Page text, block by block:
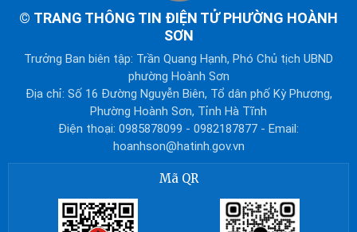
© TRANG THÔNG TIN ĐIỆN TỬ PHƯỜNG HOÀNH
SƠN
Trưởng Ban biên tập: Trần Quang Hạnh, Phó Chủ tịch UBND
phường Hoành Sơn
Địa chỉ: Số 16 Đường Nguyễn Biên, Tổ dân phố Kỳ Phương,
Phường Hoành Sơn, Tỉnh Hà Tĩnh
Điện thoại: 0985878099 - 0982187877 - Email:
hoanhson@hatinh.gov.vn
Mã QR